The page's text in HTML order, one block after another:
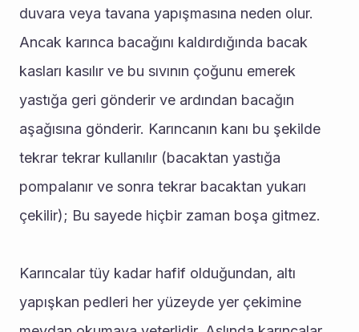
duvara veya tavana yapışmasına neden olur.
Ancak karınca bacağını kaldırdığında bacak
kasları kasılır ve bu sıvının çoğunu emerek
yastığa geri gönderir ve ardından bacağın
aşağısına gönderir. Karıncanın kanı bu şekilde
tekrar tekrar kullanılır (bacaktan yastığa
pompalanır ve sonra tekrar bacaktan yukarı
çekilir); Bu sayede hiçbir zaman boşa gitmez.
Karıncalar tüy kadar hafif olduğundan, altı
yapışkan pedleri her yüzeyde yer çekimine